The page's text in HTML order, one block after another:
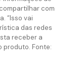
com
“Isso vai
das redes
receber a
produto. Fonte: